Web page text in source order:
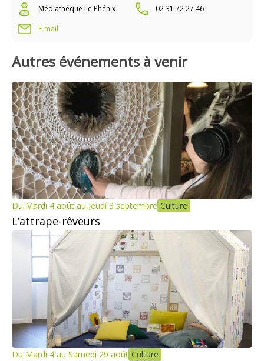
Médiathèque Le Phénix
02 31 72 27 46
E-mail
Autres événements à venir
Du Mardi 4 août au Jeudi 3 septembre Culture
L’attrape-rêveurs
Du Mardi 4 au Samedi 29 août Culture